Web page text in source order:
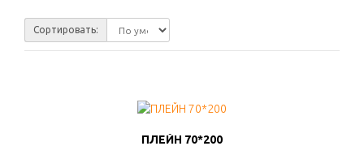
Сортировать:
ПЛЕЙН 70*200
ПЛЕЙН 70*200